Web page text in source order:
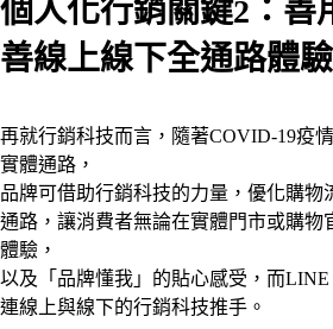
個人化行銷關鍵2：善
善線上線下全通路體驗
再就行銷科技而言，隨著COVID-19疫
實體通路，
品牌可借助行銷科技的力量，優化購物
通路，讓消費者無論在實體門市或購物
體驗，
以及「品牌懂我」的貼心感受，而LINE
連線上與線下的行銷科技推手。